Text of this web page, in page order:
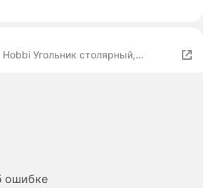
Угольник столярный,
ошибке